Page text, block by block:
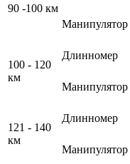
90 -100 км
Манипулятор
100 - 120
км
Длинномер
Манипулятор
121 - 140
км
Длинномер
Манипулятор